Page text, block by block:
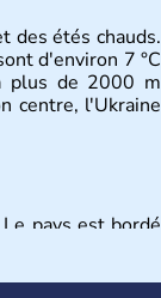
des étés chauds.
d'environ 7 °C
plus de 2000 m
centre, l'Ukraine
pays est bordé